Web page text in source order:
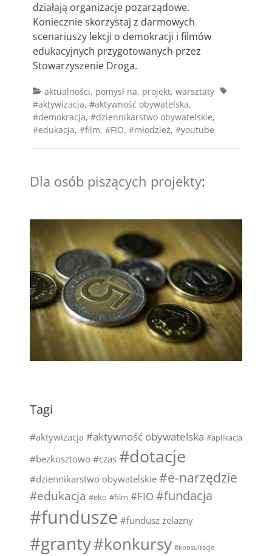
działają organizacje pozarządowe.
Koniecznie skorzystaj z darmowych
scenariuszy lekcji o demokracji i filmów
edukacyjnych przygotowanych przez
Stowarzyszenie Droga.
Categories
aktualności, pomysł na, projekt, warsztaty Tags
#aktywizacja, #aktywność obywatelska,
#demokracja, #dziennikarstwo obywatelskie,
#edukacja, #film, #FIO, #młodzież, #youtube
Dla osób piszących projekty:
Tagi
#aktywizacja #aktywność obywatelska #aplikacja
#bezkosztowo #czas #dotacje
#dziennikarstwo obywatelskie #e-narzędzie
#edukacja #eko #film #FIO #fundacja
#fundusze #fundusz żelazny
#granty#konkursy #konsultacje